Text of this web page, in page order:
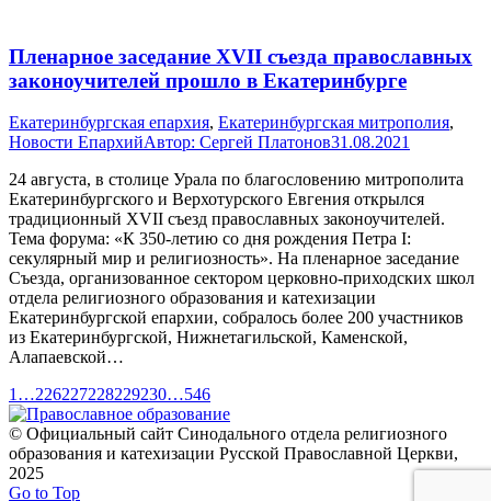
Пленарное заседание XVII съезда православных
законоучителей прошло в Екатеринбурге
Екатеринбургская епархия, Екатеринбургская митрополия,
Новости ЕпархийАвтор: Сергей Платонов31.08.2021
24 августа, в столице Урала по благословению митрополита
Екатеринбургского и Верхотурского Евгения открылся
традиционный XVII съезд православных законоучителей.
Тема форума: «К 350-летию со дня рождения Петра I:
секулярный мир и религиозность». На пленарное заседание
Съезда, организованное сектором церковно-приходских школ
отдела религиозного образования и катехизации
Екатеринбургской епархии, собралось более 200 участников
из Екатеринбургской, Нижнетагильской, Каменской,
Алапаевской…
1 …226227228229230…546
© Официальный сайт Синодального отдела религиозного
образования и катехизации Русской Православной Церкви,
2025
Go to Top